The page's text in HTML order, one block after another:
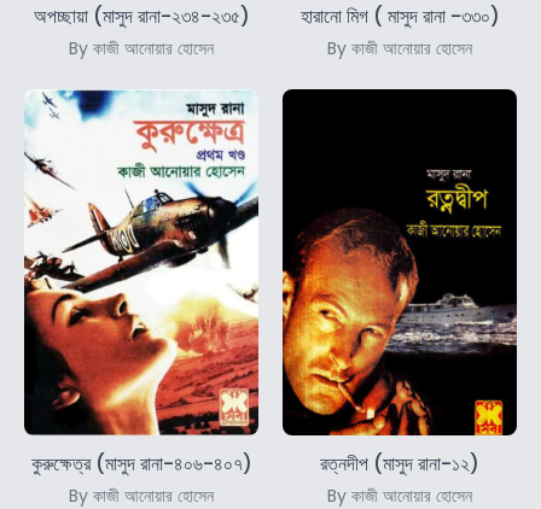
অপচ্ছায়া (মাসুদ রানা-২৩৪-২৩৫)
By কাজী আনোয়ার হোসেন
হারানো মিগ ( মাসুদ রানা -৩৩০)
By কাজী আনোয়ার হোসেন
কুরুক্ষেত্র (মাসুদ রানা-৪০৬-৪০৭)
By কাজী আনোয়ার হোসেন
রত্নদীপ (মাসুদ রানা-১২)
By কাজী আনোয়ার হোসেন